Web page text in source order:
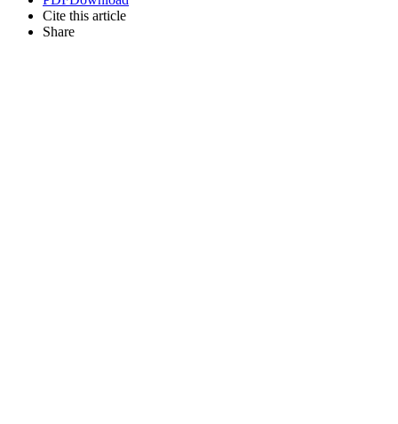
Cite this article
Share